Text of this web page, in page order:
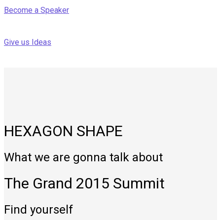
Become a Speaker
Give us Ideas
HEXAGON SHAPE
What we are gonna talk about
The Grand 2015 Summit
Find yourself